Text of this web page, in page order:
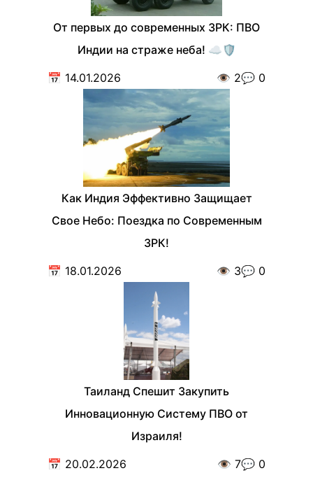
От первых до современных ЗРК: ПВО
Индии на страже неба! ☁️🛡️
📅 14.01.2026 👁️ 2💬 0
Как Индия Эффективно Защищает
Свое Небо: Поездка по Современным
ЗРК!
📅 18.01.2026 👁️ 3💬 0
Таиланд Спешит Закупить
Инновационную Систему ПВО от
Израиля!
📅 20.02.2026 👁️ 7💬 0